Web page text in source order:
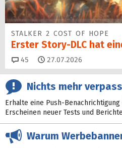
STALKER 2 COST OF HOPE
Erster Story-DLC hat
45 Kommentare
27.07.2026
Nichts mehr
Erhalte eine Push-
Erscheinen neuer Tests und
Warum